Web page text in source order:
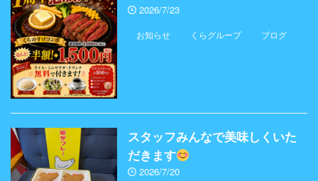
2026/7/23
お知らせ くらグループ ブログ
スタッフみんなで美味しくいた
だきます
2026/7/20